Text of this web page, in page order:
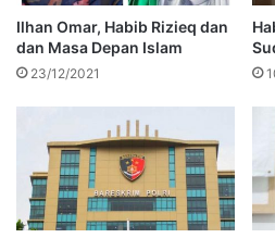
Ilhan Omar, Habib Rizieq dan
dan Masa Depan Islam
23/12/2021